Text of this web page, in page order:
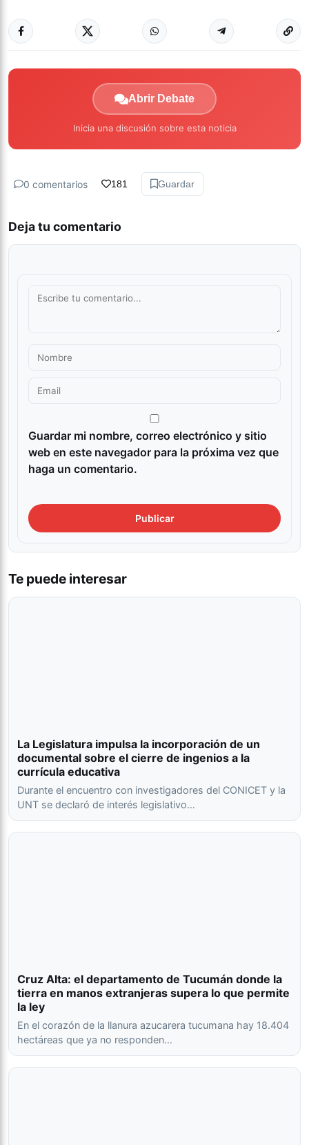
Abrir Debate
Inicia una discusión sobre esta noticia
0 comentarios 181 Guardar
Deja tu comentario
Guardar mi nombre, correo electrónico y sitio
web en este navegador para la próxima vez que
haga un comentario.
Te puede interesar
La Legislatura impulsa la incorporación de un
documental sobre el cierre de ingenios a la
currícula educativa
Durante el encuentro con investigadores del CONICET y la
UNT se declaró de interés legislativo…
Cruz Alta: el departamento de Tucumán donde la
tierra en manos extranjeras supera lo que permite
la ley
En el corazón de la llanura azucarera tucumana hay 18.404
hectáreas que ya no responden…